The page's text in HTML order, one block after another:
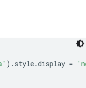
). style.display =